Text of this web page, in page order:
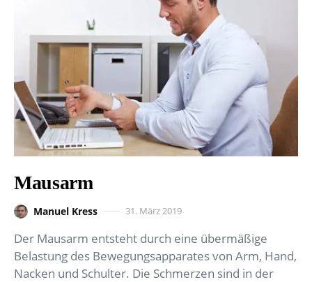
Mausarm
Manuel Kress 31. März 2019
Der Mausarm entsteht durch eine übermäßige
Belastung des Bewegungsapparates von Arm, Hand,
Nacken und Schulter. Die Schmerzen sind in der